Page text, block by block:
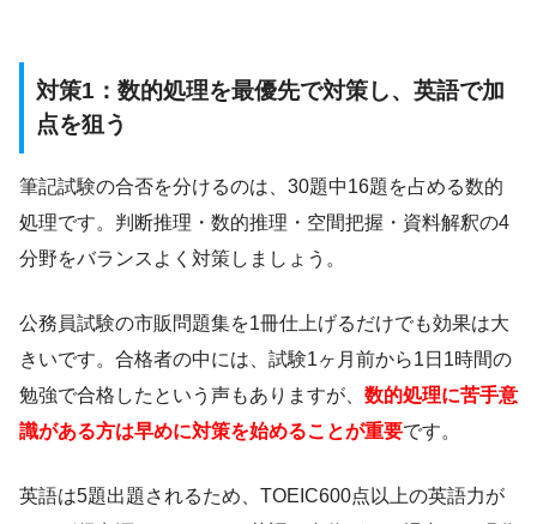
対策1：数的処理を最優先で対策し、英語で加
点を狙う
筆記試験の合否を分けるのは、30題中16題を占める数的
処理です。判断推理・数的推理・空間把握・資料解釈の4
分野をバランスよく対策しましょう。
公務員試験の市販問題集を1冊仕上げるだけでも効果は大
きいです。合格者の中には、試験1ヶ月前から1日1時間の
勉強で合格したという声もありますが、 数的処理に苦手意
識がある方は早めに対策を始めることが重要です。
英語は5題出題されるため、TOEIC600点以上の英語力が